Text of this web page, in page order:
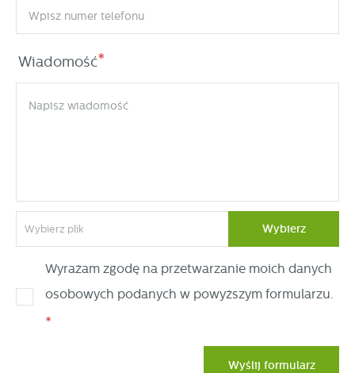
Wiadomość*
Wybierz plik Wybierz
Wyrażam zgodę na przetwarzanie moich danych
osobowych podanych w powyższym formularzu.
*
Wyślij formularz